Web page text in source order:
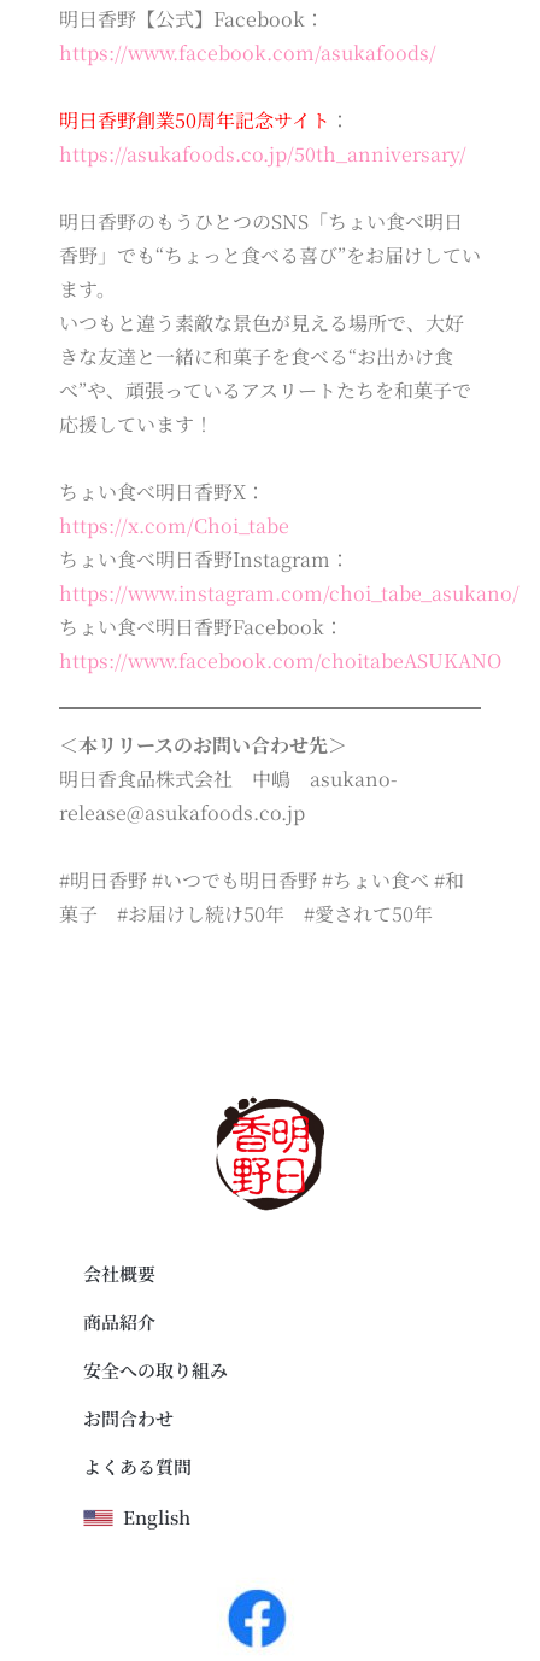
明日香野【公式】Facebook：
https://www.facebook.com/asukafoods/
明日香野創業50周年記念サイト ：
https://asukafoods.co.jp/50th_anniversary/
明日香野のもうひとつのSNS「ちょい食べ明日
香野」でも“ちょっと食べる喜び”をお届けしてい
ます。
いつもと違う素敵な景色が見える場所で、大好
きな友達と一緒に和菓子を食べる“お出かけ食
べ”や、頑張っているアスリートたちを和菓子で
応援しています！
ちょい食べ明日香野X：
https://x.com/Choi_tabe
ちょい食べ明日香野Instagram：
https://www.instagram.com/choi_tabe_asukano/
ちょい食べ明日香野Facebook：
https://www.facebook.com/choitabeASUKANO
＜本リリースのお問い合わせ先＞
明日香食品株式会社 中嶋 asukano-
release@asukafoods.co.jp
#明日香野 #いつでも明日香野 #ちょい食べ #和
菓子 #お届けし続け50年 #愛されて50年
会社概要
商品紹介
安全への取り組み
お問合わせ
よくある質問
English